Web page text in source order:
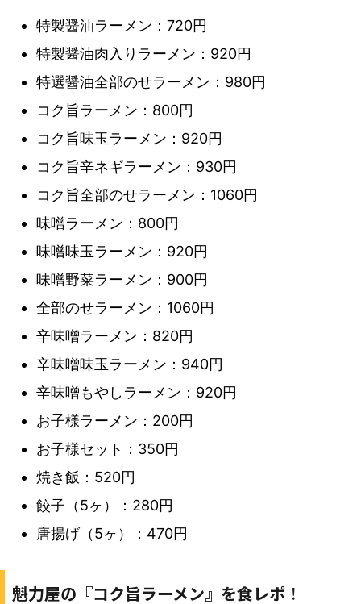
特製醤油ラーメン：720円
特製醤油肉入りラーメン：920円
特選醤油全部のせラーメン：980円
コク旨ラーメン：800円
コク旨味玉ラーメン：920円
コク旨辛ネギラーメン：930円
コク旨全部のせラーメン：1060円
味噌ラーメン：800円
味噌味玉ラーメン：920円
味噌野菜ラーメン：900円
全部のせラーメン：1060円
辛味噌ラーメン：820円
辛味噌味玉ラーメン：940円
辛味噌もやしラーメン：920円
お子様ラーメン：200円
お子様セット：350円
焼き飯：520円
餃子（5ヶ）：280円
唐揚げ（5ヶ）：470円
魁力屋の『コク旨ラーメン』を食レポ！